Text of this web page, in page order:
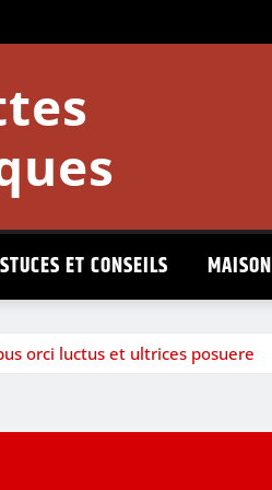
ET CONSEILS MAISON
orci luctus et ultrices posuere